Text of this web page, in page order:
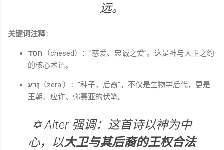
远。
关键词注释：
חֶסֶד （chesed）："慈爱、忠诚之爱"。这是神与大卫之约
的核心术语。
זֶרַע（zera‘）："种子，后裔"。不仅是生物学后代，更是
王朝、应许、弥赛亚的伏笔。
✡️ Alter 强调：这首诗以神为中
心，以大卫与其后裔的王权合法